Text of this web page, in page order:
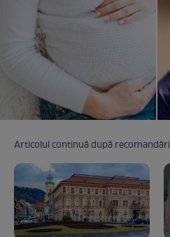
Articolul continuă după recomandări